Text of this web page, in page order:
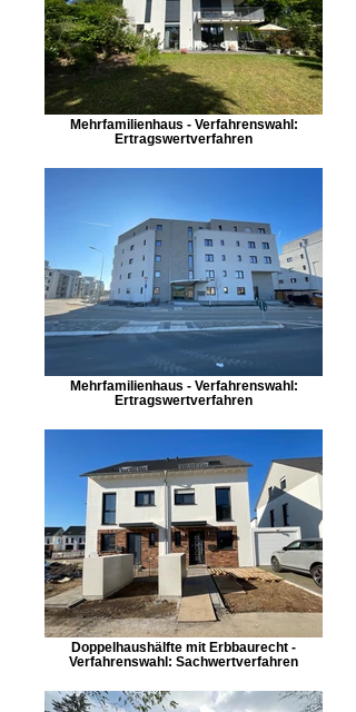
Mehrfamilienhaus - Verfahrenswahl:
Ertragswertverfahren
Mehrfamilienhaus - Verfahrenswahl:
Ertragswertverfahren
Doppelhaushälfte mit Erbbaurecht -
Verfahrenswahl: Sachwertverfahren